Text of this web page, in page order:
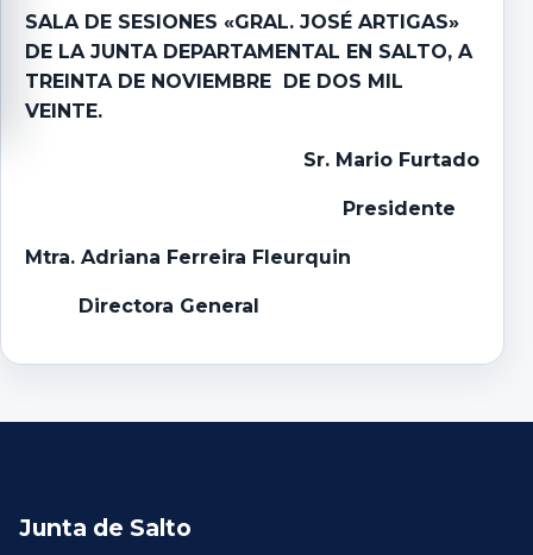
SALA DE SESIONES «GRAL. JOSÉ ARTIGAS»
DE LA JUNTA DEPARTAMENTAL EN SALTO, A
TREINTA DE NOVIEMBRE DE DOS MIL
VEINTE.
Sr. Mario Furtado
Presidente
Mtra. Adriana Ferreira Fleurquin
Directora General
Junta de Salto